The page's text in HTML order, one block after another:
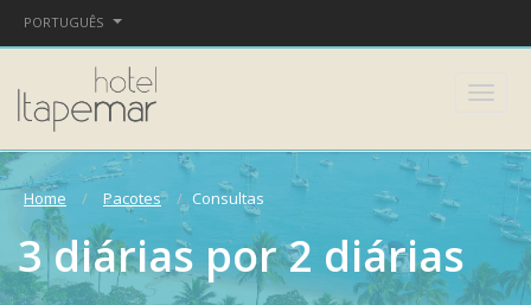
PORTUGUÊS
Home Pacotes Consultas
3 diárias por 2 diárias